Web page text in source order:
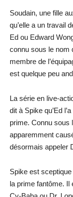
Soudain, une fille
qu’elle a un travail
Ed ou Edward
connu sous le nom
membre de
est quelque peu
La série en live-
dit à Spike qu’Ed
prime. Connu sous
apparemment
désormais appeler
Spike est
la prime fantôme. Il